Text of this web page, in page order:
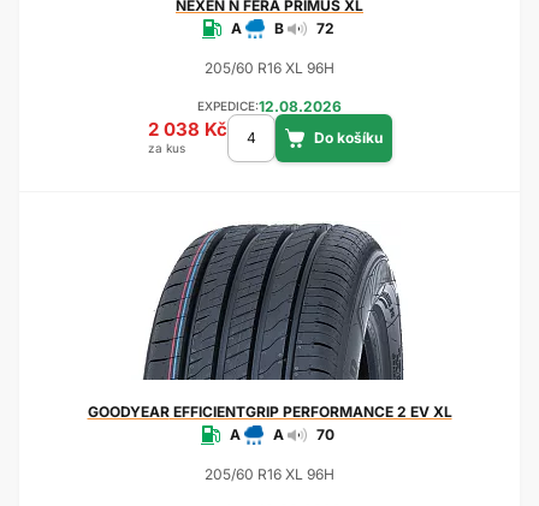
NEXEN N FERA PRIMUS XL
A
B 72
205/60 R16 XL 96H
EXPEDICE:12.08.2026
2 038 Kč
za kus
GOODYEAREFFICIENTGRIP PERFORMANCE 2 EV XL
A
A 70
205/60 R16 XL 96H